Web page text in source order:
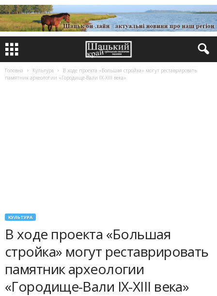
Головна Культура
В ходе проекта «Большая стройка» могут реставрировать
памятник археологии «Городище-Вали IX-XIII века»
КУЛЬТУРА
В ходе проекта «Большая
стройка» могут реставрировать
памятник археологии
«Городище-Вали IX-XIII века»